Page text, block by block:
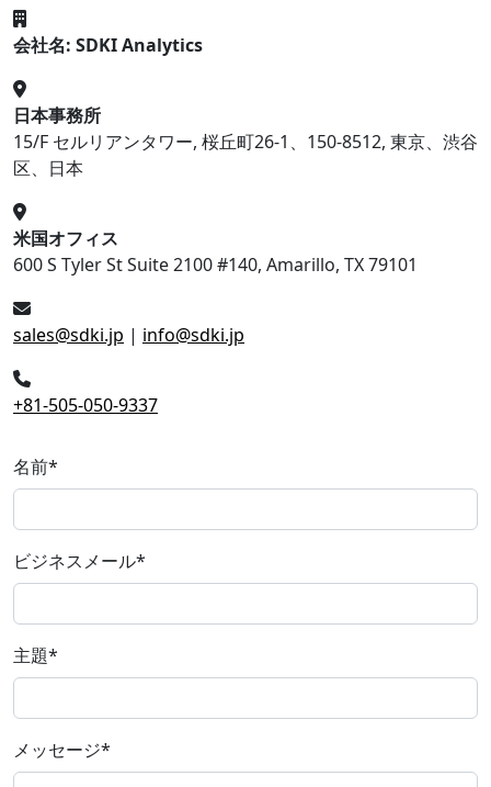
会社名: SDKI Analytics
日本事務所
15/F セルリアンタワー, 桜丘町26-1、150-8512, 東京、渋谷
区、日本
米国オフィス
600 S Tyler St Suite 2100 #140, Amarillo, TX 79101
sales@sdki.jp | info@sdki.jp
+81-505-050-9337
名前*
ビジネスメール*
主題*
メッセージ*